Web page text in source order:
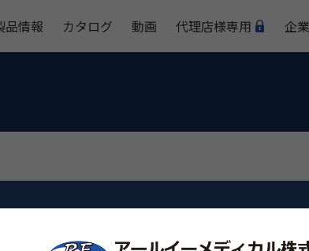
品情報 カタログ 動画 代理店様専用 企